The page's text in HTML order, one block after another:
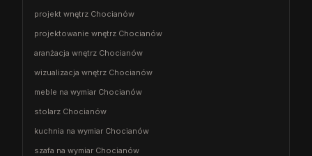
projekt wnętrz Chocianów
projektowanie wnętrz Chocianów
aranżacja wnętrz Chocianów
wizualizacja wnętrz Chocianów
meble na wymiar Chocianów
stolarz Chocianów
kuchnia na wymiar Chocianów
szafa na wymiar Chocianów